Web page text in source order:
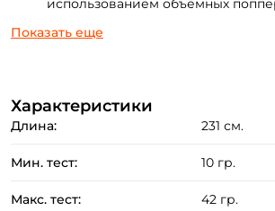
использованием объёмных
силиконовых лягушек и т.д.
шот).
Применение колеблющихся и
блёсен в пределах теста.
Преимущества:
Показать еще
Характеристики
Длина: 231 см.
Мин. тест: 10 гр.
Макс. тест: 42 гр.